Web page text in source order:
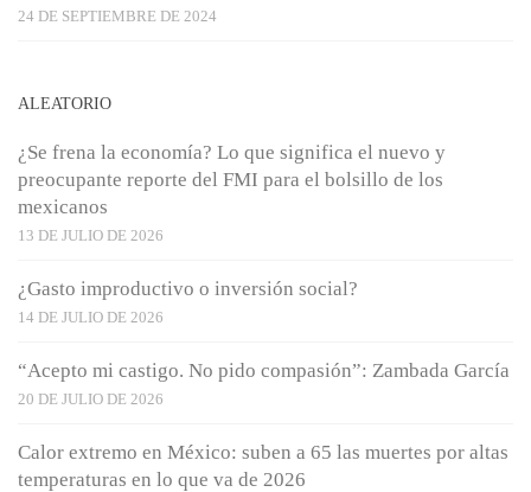
24 DE SEPTIEMBRE DE 2024
ALEATORIO
¿Se frena la economía? Lo que significa el nuevo y
preocupante reporte del FMI para el bolsillo de los
mexicanos
13 DE JULIO DE 2026
¿Gasto improductivo o inversión social?
14 DE JULIO DE 2026
“Acepto mi castigo. No pido compasión”: Zambada García
20 DE JULIO DE 2026
Calor extremo en México: suben a 65 las muertes por altas
temperaturas en lo que va de 2026